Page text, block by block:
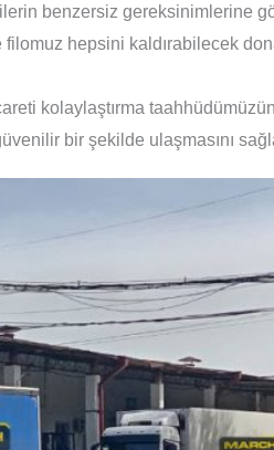
benzersiz gereksinimlerine
hepsini kaldırabilecek
kolaylaştırma
bir şekilde ulaşmasını